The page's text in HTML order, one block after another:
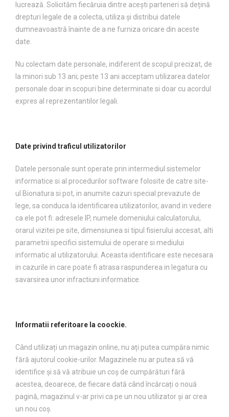
lucrează. Solicităm fiecăruia dintre acești parteneri să dețină
drepturi legale de a colecta, utiliza și distribui datele
dumneavoastră înainte de a ne furniza oricare din aceste
date.
Nu colectam date personale, indiferent de scopul precizat, de
la minori sub 13 ani; peste 13 ani acceptam utilizarea datelor
personale doar in scopuri bine determinate si doar cu acordul
expres al reprezentantilor legali.
Date privind traficul utilizatorilor
Datele personale sunt operate prin intermediul sistemelor
informatice si al procedurilor software folosite de catre site-
ul Bionatura si pot, in anumite cazuri special prevazute de
lege, sa conduca la identificarea utilizatorilor, avand in vedere
ca ele pot fi: adresele IP, numele domeniului calculatorului,
orarul vizitei pe site, dimensiunea si tipul fisierului accesat, alti
parametrii specifici sistemului de operare si mediului
informatic al utilizatorului. Aceasta identificare este necesara
in cazurile in care poate fi atrasa raspunderea in legatura cu
savarsirea unor infractiuni informatice.
Informatii referitoare la coockie.
Când utilizați un magazin online, nu ați putea cumpăra nimic
fără ajutorul cookie-urilor. Magazinele nu ar putea să vă
identifice și să vă atribuie un coș de cumpărături fără
acestea, deoarece, de fiecare dată când încărcați o nouă
pagină, magazinul v-ar privi ca pe un nou utilizator și ar crea
un nou coș.